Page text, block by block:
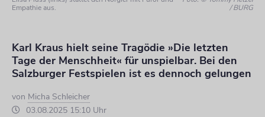
Empathie aus.
/ BURG
Karl Kraus hielt seine Tragödie »Die letzten
Tage der Menschheit« für unspielbar. Bei den
Salzburger Festspielen ist es dennoch gelungen
von Micha Schleicher
03.08.2025 15:10 Uhr